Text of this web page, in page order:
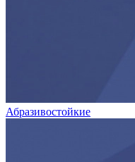
Абразивостойкие